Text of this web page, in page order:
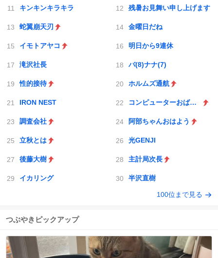
キンキンキラキラ 残暑お見舞い申し上げます
蛇翼崩天刃 金曜日だね
イモトアヤコ 明日から9連休
滝沢社長 バ(8)ナナ(7)
性的接待 ホルムズ通航
IRON NEST コンピューターおばあちゃん
調査会社 阿部ちゃんおはよう
立秋とは 光GENJI
後藤大樹 主計局次長
イカリング 半沢直樹
100位まで見る
つぶやきピックアップ